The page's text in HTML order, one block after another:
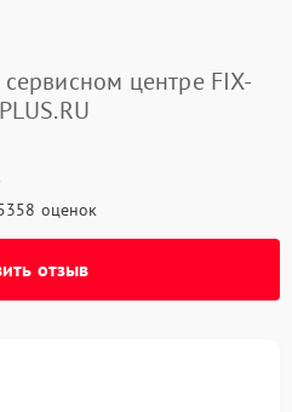
центре FIX-
оценок
отзыв